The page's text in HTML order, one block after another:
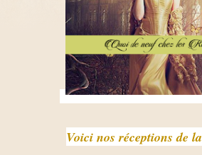
Voici nos réceptions de